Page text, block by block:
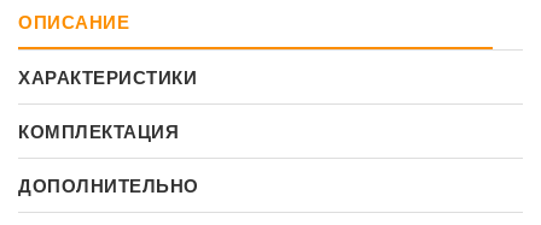
ОПИСАНИЕ
ХАРАКТЕРИСТИКИ
КОМПЛЕКТАЦИЯ
ДОПОЛНИТЕЛЬНО